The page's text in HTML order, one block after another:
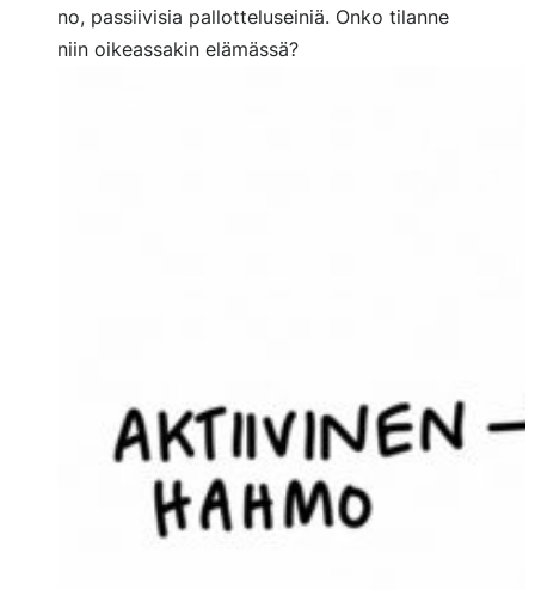
no, passiivisia pallotteluseiniä. Onko tilanne
niin oikeassakin elämässä?